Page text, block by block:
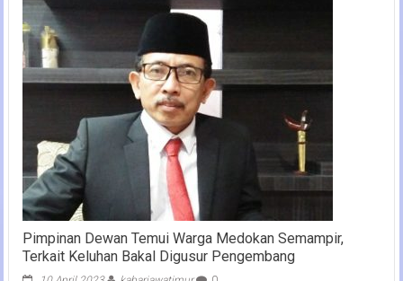
Pimpinan Dewan Temui Warga Medokan Semampir,
Terkait Keluhan Bakal Digusur Pengembang